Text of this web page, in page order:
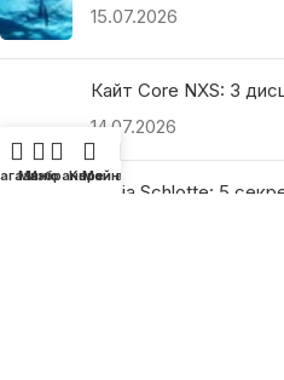
15.07.2026
Кайт Core NXS: 3
14.07.2026
Ranja Schlotte: 5
Меню
Избранное
Корзина
Мой аккаунт